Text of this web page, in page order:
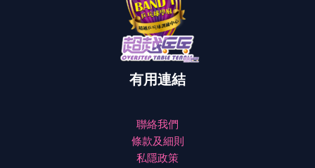
有用連結
聯絡我們
條款及細則
私隱政策